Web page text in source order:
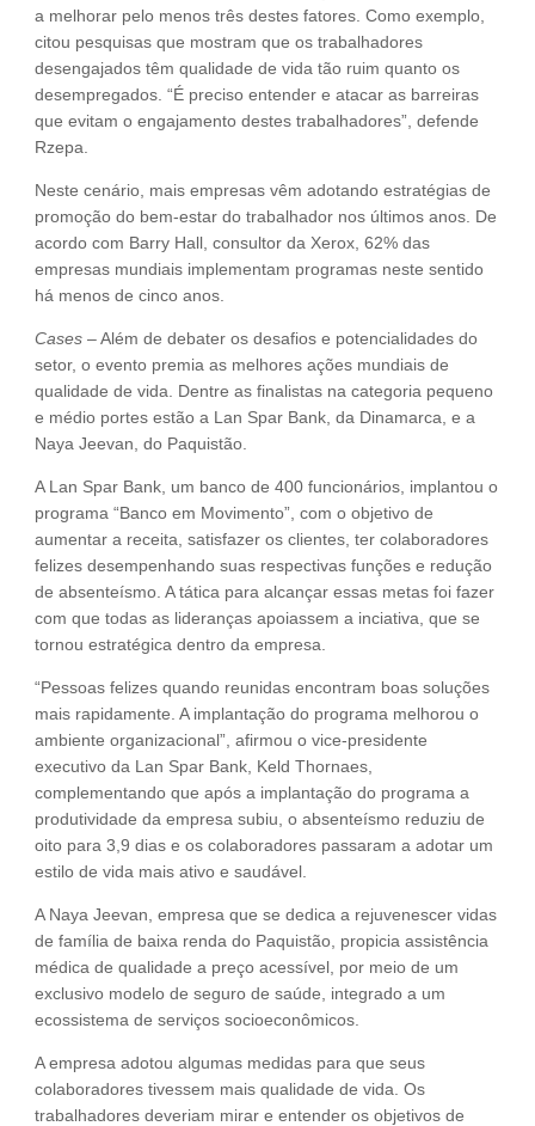
a melhorar pelo menos três destes fatores. Como exemplo,
citou pesquisas que mostram que os trabalhadores
desengajados têm qualidade de vida tão ruim quanto os
desempregados. “É preciso entender e atacar as barreiras
que evitam o engajamento destes trabalhadores”, defende
Rzepa.
Neste cenário, mais empresas vêm adotando estratégias de
promoção do bem-estar do trabalhador nos últimos anos. De
acordo com Barry Hall, consultor da Xerox, 62% das
empresas mundiais implementam programas neste sentido
há menos de cinco anos.
Cases – Além de debater os desafios e potencialidades do
setor, o evento premia as melhores ações mundiais de
qualidade de vida. Dentre as finalistas na categoria pequeno
e médio portes estão a Lan Spar Bank, da Dinamarca, e a
Naya Jeevan, do Paquistão.
A Lan Spar Bank, um banco de 400 funcionários, implantou o
programa “Banco em Movimento”, com o objetivo de
aumentar a receita, satisfazer os clientes, ter colaboradores
felizes desempenhando suas respectivas funções e redução
de absenteísmo. A tática para alcançar essas metas foi fazer
com que todas as lideranças apoiassem a inciativa, que se
tornou estratégica dentro da empresa.
“Pessoas felizes quando reunidas encontram boas soluções
mais rapidamente. A implantação do programa melhorou o
ambiente organizacional”, afirmou o vice-presidente
executivo da Lan Spar Bank, Keld Thornaes,
complementando que após a implantação do programa a
produtividade da empresa subiu, o absenteísmo reduziu de
oito para 3,9 dias e os colaboradores passaram a adotar um
estilo de vida mais ativo e saudável.
A Naya Jeevan, empresa que se dedica a rejuvenescer vidas
de família de baixa renda do Paquistão, propicia assistência
médica de qualidade a preço acessível, por meio de um
exclusivo modelo de seguro de saúde, integrado a um
ecossistema de serviços socioeconômicos.
A empresa adotou algumas medidas para que seus
colaboradores tivessem mais qualidade de vida. Os
trabalhadores deveriam mirar e entender os objetivos de